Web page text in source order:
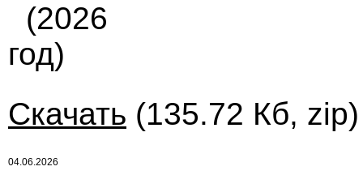
(2026
год)
Скачать (135.72 Кб,
04.06.2026